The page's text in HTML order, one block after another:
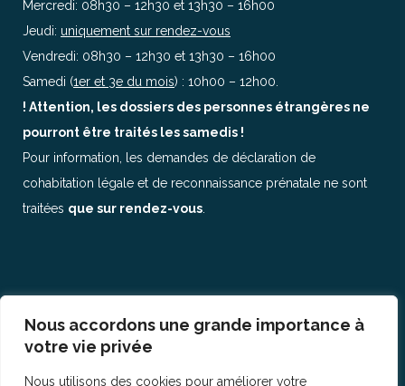
Nous accordons une grande importance à
votre vie privée
Nous utilisons des cookies pour améliorer votre
Mercredi: 08h30 – 12h30 et 13h30 – 16h00
Jeudi: uniquement sur rendez-vous
Vendredi: 08h30 – 12h30 et 13h30 – 16h00
Samedi (1er et 3e du mois) : 10h00 – 12h00.
! Attention, les dossiers des personnes étrangères ne
pourront être traités les samedis !
Pour information, les demandes de déclaration de
cohabitation légale et de reconnaissance prénatale ne sont
traitées que sur rendez-vous
© Copyright 2017IHECSLAB 9